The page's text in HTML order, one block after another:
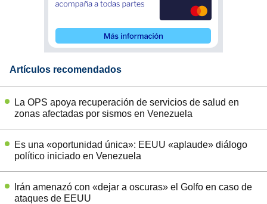
Artículos recomendados
La OPS apoya recuperación de servicios de salud en
zonas afectadas por sismos en Venezuela
Es una «oportunidad única»: EEUU «aplaude» diálogo
político iniciado en Venezuela
Irán amenazó con «dejar a oscuras» el Golfo en caso de
ataques de EEUU